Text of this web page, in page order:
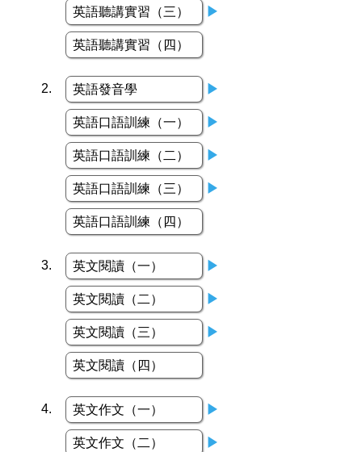
英語聽講實習（三） ▶
英語聽講實習（四）
2. 英語發音學 ▶
英語口語訓練（一） ▶
英語口語訓練（二） ▶
英語口語訓練（三） ▶
英語口語訓練（四）
3. 英文閱讀（一） ▶
英文閱讀（二） ▶
英文閱讀（三） ▶
英文閱讀（四）
4. 英文作文（一） ▶
英文作文（二） ▶